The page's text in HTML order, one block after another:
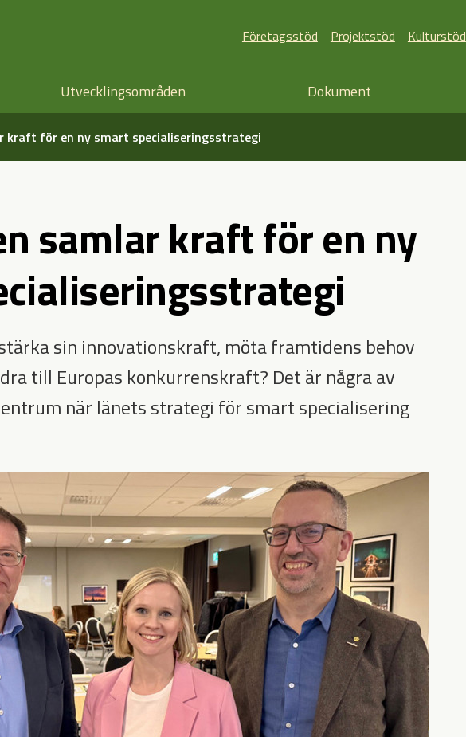
Företagsstöd Projektstöd Kulturstöd
Utvecklingsområden Dokument
kraft för en ny smart specialiseringsstrategi
samlar kraft för en ny
sin innovationskraft, möta framtidens behov
till Europas konkurrenskraft? Det är några av
när länets strategi för smart specialisering